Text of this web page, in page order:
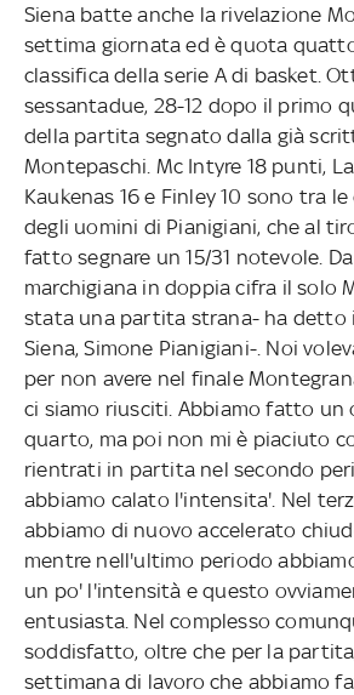
Siena batte anche la rivelazione
settima giornata ed è quota
classifica della serie A di basket.
sessantadue, 28-12 dopo il primo
della partita segnato dalla già
Montepaschi. Mc Intyre 18 punti,
Kaukenas 16 e Finley 10 sono tra
degli uomini di Pianigiani, che al
fatto segnare un 15/31 notevole.
marchigiana in doppia cifra il solo
stata una partita strana- ha detto
Siena, Simone Pianigiani-. Noi
per non avere nel finale
ci siamo riusciti. Abbiamo fatto un
quarto, ma poi non mi è piaciuto
rientrati in partita nel secondo
abbiamo calato l'intensita'. Nel
abbiamo di nuovo accelerato
mentre nell'ultimo periodo
un po' l'intensità e questo
entusiasta. Nel complesso
soddisfatto, oltre che per la
settimana di lavoro che abbiamo